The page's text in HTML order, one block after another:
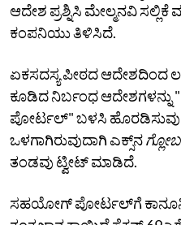
ಆದೇಶ ಪ್ರಶ್ನಿಸಿ ಮೇಲ್ಮನವಿ ಸಲ್ಲಿಕೆ
ಕಂಪನಿಯು ತಿಳಿಸಿದೆ.
ಏಕಸದಸ್ಯ ಪೀಠದ ಆದೇಶದಿಂದ
ಕೂಡಿದ ನಿರ್ಬಂಧ
ಪೋರ್ಟಲ್‌" ಬಳಸಿ
ಒಳಗಾಗಿರುವುದಾಗಿ ಎಕ್ಸ್‌ನ
ತಂಡವು ಟ್ವೀಟ್‌ ಮಾಡಿದೆ.
ಸಹಯೋಗ್‌ ಪೋರ್ಟಲ್‌ಗೆ